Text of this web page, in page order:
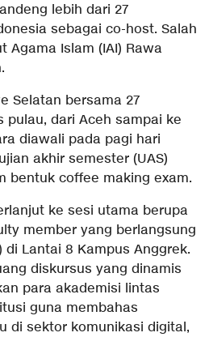
lebih dari 27
sebagai co-host. Salah
Agama Islam (IAI) Rawa
Selatan bersama 27
pulau, dari Aceh sampai ke
diawali pada pagi hari
akhir semester (UAS)
bentuk coffee making exam.
ke sesi utama berupa
member yang berlangsung
Lantai 8 Kampus Anggrek.
diskursus yang dinamis
para akademisi lintas
guna membahas
di sektor komunikasi digital,